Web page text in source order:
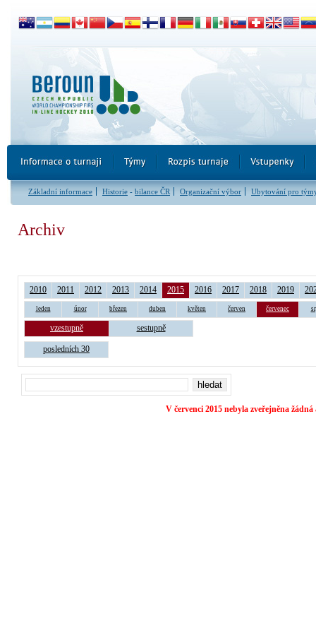
Základní informace Historie - bilance ČR Organizační výbor Ubytování pro
Archiv
2010 2011 2012 2013 2014 2015 2016 2017 2018 2019
leden únor březen duben květen červen červenec
vzestupně sestupně
posledních 30
V červenci 2015 nebyla zveřejněna